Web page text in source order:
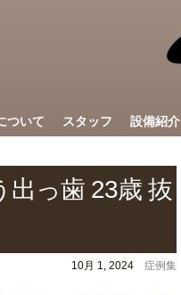
ついて スタッフ 設備紹介
出っ歯 23歳 抜
10月 1, 2024 症例集